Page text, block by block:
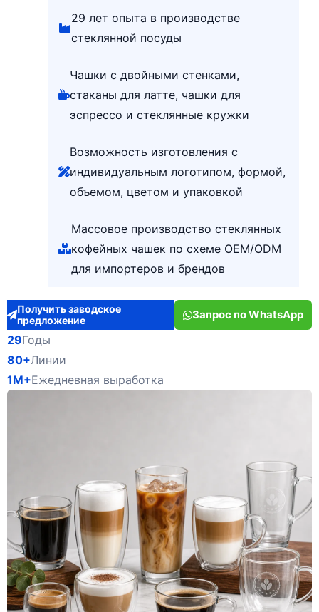
29 лет опыта в производстве
стеклянной посуды
Чашки с двойными стенками,
стаканы для латте, чашки для
эспрессо и стеклянные кружки
Возможность изготовления с
индивидуальным логотипом, формой,
объемом, цветом и упаковкой
Массовое производство стеклянных
кофейных чашек по схеме OEM/ODM
для импортеров и брендов
Получить заводское
предложение
Запрос по WhatsApp
29Годы
80+Линии
1M+Ежедневная выработка